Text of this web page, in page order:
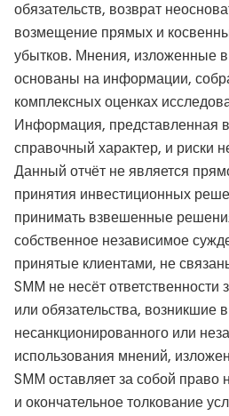
обязательств, возврат
возмещение прямых и
убытков. Мнения, изложенные
основаны на информации,
комплексных оценках
Информация, представленная
справочный характер, и риски
Данный отчёт не является
принятия инвестиционных
принимать взвешенные
собственное независимое
принятые клиентами, не
SMM не несёт ответственности
или обязательства, возникшие
несанкционированного или
использования мнений,
SMM оставляет за собой
и окончательное толкование